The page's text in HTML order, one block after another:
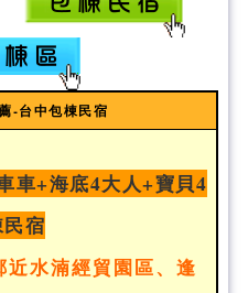
-台中包棟民宿
車+海底4大人+寶貝4
宿
水湳經貿園區、逢